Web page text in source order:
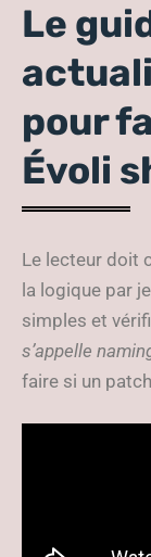
Le
pour
Évoli
Le lecteur doit
la logique par
simples et
s’appelle
faire si un